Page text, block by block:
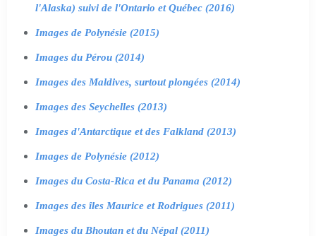
l'Alaska) suivi de l'Ontario et Québec (2016)
Images de Polynésie (2015)
Images du Pérou (2014)
Images des Maldives, surtout plongées (2014)
Images des Seychelles (2013)
Images d'Antarctique et des Falkland (2013)
Images de Polynésie (2012)
Images du Costa-Rica et du Panama (2012)
Images des îles Maurice et Rodrigues (2011)
Images du Bhoutan et du Népal (2011)